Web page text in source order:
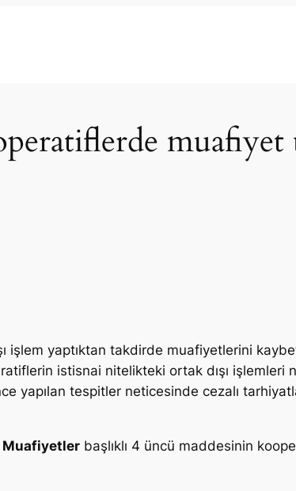
muafiyet
işlem yaptıktan takdirde muafiyetlerini
istisnai nitelikteki ortak dışı işlemleri
yapılan tespitler neticesinde cezalı
Muafiyetler başlıklı 4 üncü maddesinin